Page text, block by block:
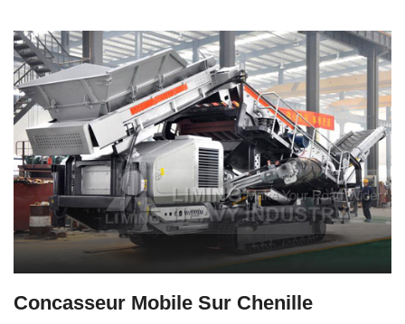
Concasseur Mobile Sur Chenille